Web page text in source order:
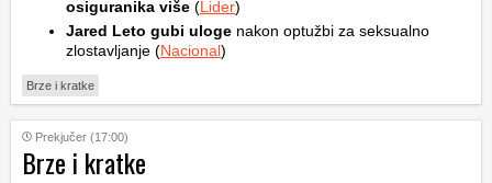
osiguranika više (Lider)
Jared Leto gubi uloge nakon optužbi za seksualno
zlostavljanje (Nacional)
Brze i kratke
Prekjučer (17:00)
Brze i kratke